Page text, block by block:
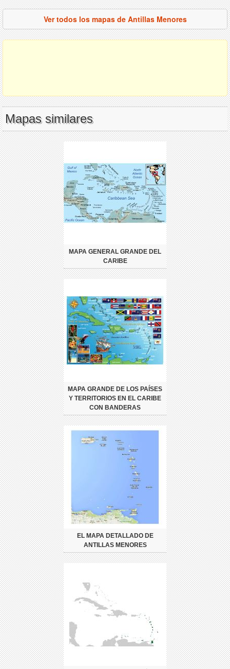
Ver todos los mapas de Antillas Menores
Mapas similares
MAPA GENERAL GRANDE DEL
CARIBE
MAPA GRANDE DE LOS PAÍSES
Y TERRITORIOS EN EL CARIBE
CON BANDERAS
EL MAPA DETALLADO DE
ANTILLAS MENORES